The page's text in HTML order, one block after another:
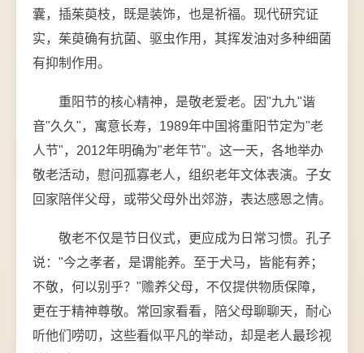
囊，插茱萸枝，既是装饰，也是祈福。现代研究证
实，茱萸确有抗菌、驱虫作用，其挥发油对多种细菌
有抑制作用。
重阳节的核心精神，是敬老爱老。因"九九"谐
音"久久"，寓意长寿，1989年中国将重阳节定为"老
人节"，2012年明确为"老年节"。这一天，各地举办
敬老活动，慰问孤寡老人，组织老年文体表演。子女
回家陪伴父母，或带父母外出郊游，表达感恩之情。
敬老不仅是节日仪式，更应成为日常习惯。孔子
说："今之孝者，是谓能养。至于犬马，皆能有养；
不敬，何以别乎？"赡养父母，不仅提供物质保障，
更在于精神尊敬。常回家看看，陪父母聊聊天，耐心
听他们唠叨，这些看似平凡的举动，却是老人最珍视